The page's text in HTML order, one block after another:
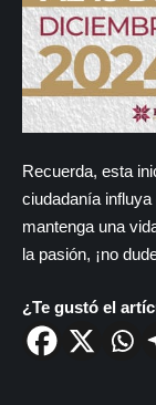
Recuerda, esta
ciudadanía
mantenga una
la pasión, ¡no
¿Te gustó el